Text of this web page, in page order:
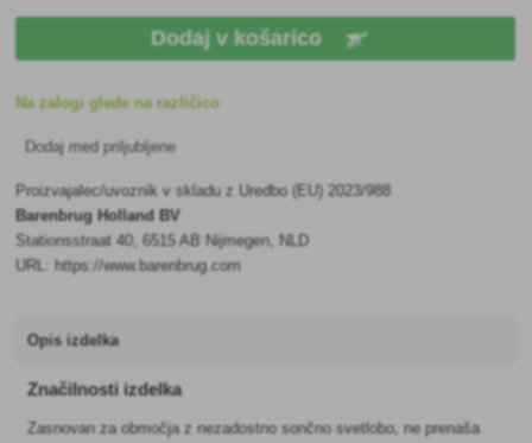
Dodaj v košarico
Na zalogi glede na različico
Dodaj med priljubljene
Proizvajalec/uvoznik v skladu z Uredbo (EU) 2023/988
Barenbrug Holland BV
Stationsstraat 40, 6515 AB Nijmegen, NLD
URL: https://www.barenbrug.com
Opis izdelka
Značilnosti izdelka
Zasnovan za območja z nezadostno sončno svetlobo, ne prenaša